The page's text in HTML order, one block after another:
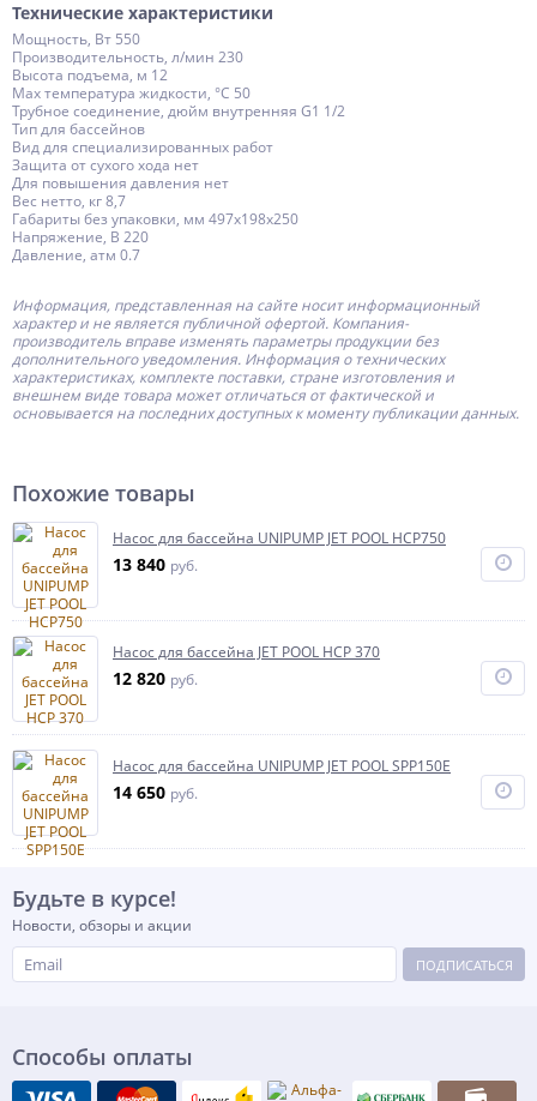
Технические характеристики
Мощность, Вт 550
Производительность, л/мин 230
Высота подъема, м 12
Мах температура жидкости, °С 50
Трубное соединение, дюйм внутренняя G1 1/2
Тип для бассейнов
Вид для специализированных работ
Защита от сухого хода нет
Для повышения давления нет
Вес нетто, кг 8,7
Габариты без упаковки, мм 497х198х250
Напряжение, В 220
Давление, атм 0.7
Информация, представленная на сайте носит информационный
характер и не является публичной офертой. Компания-
производитель вправе изменять параметры продукции без
дополнительного уведомления. Информация о технических
характеристиках, комплекте поставки, стране изготовления и
внешнем виде товара может отличаться от фактической и
основывается на последних доступных к моменту публикации данных.
Похожие товары
Насос для бассейна UNIPUMP JET POOL HCP750
13 840 руб.
Насос для бассейна JET POOL HCP 370
12 820 руб.
Насос для бассейна UNIPUMP JET POOL SPP150E
14 650 руб.
Будьте в курсе!
Новости, обзоры и акции
ПОДПИСАТЬСЯ
Способы оплаты